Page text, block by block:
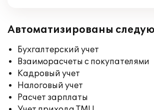
Автоматизированы
Бухгалтерский учет
Взаиморасчеты с покупателями
Кадровый учет
Налоговый учет
Расчет зарплаты